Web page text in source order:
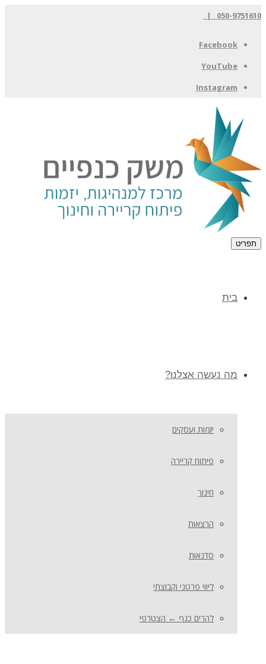
050-9751610 |
Facebook
YouTube
Instagram
תפריט
בית
מה נעשה אצלנו?
יזמות ועסקים
פיתוח קריירה
חינוך
הרצאות
סדנאות
ליווי פרטני וקבוצתי
להרים כנף ← הצטרפי